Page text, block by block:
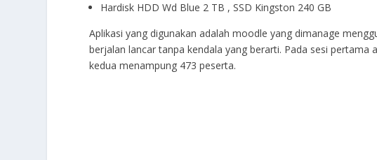
Hardisk HDD Wd Blue 2 TB , SSD Kingston 240 GB
Aplikasi yang digunakan adalah moodle yang dimanage
berjalan lancar tanpa kendala yang berarti. Pada sesi
kedua menampung 473 peserta.